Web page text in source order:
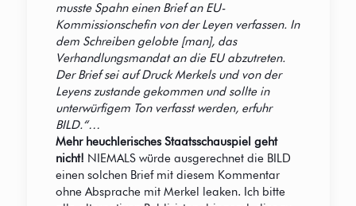
musste Spahn einen Brief an EU-
Kommissionschefin von der Leyen verfassen. In
dem Schreiben gelobte [man], das
Verhandlungsmandat an die EU abzutreten.
Der Brief sei auf Druck Merkels und von der
Leyens zustande gekommen und sollte in
unterwürfigem Ton verfasst werden, erfuhr
BILD.“…
Mehr heuchlerisches Staatsschauspiel geht
nicht! NIEMALS würde ausgerechnet die BILD
einen solchen Brief mit diesem Kommentar
ohne Absprache mit Merkel leaken. Ich bitte